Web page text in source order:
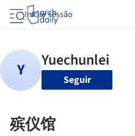
Iniciar sessão
Seguir
殡仪馆